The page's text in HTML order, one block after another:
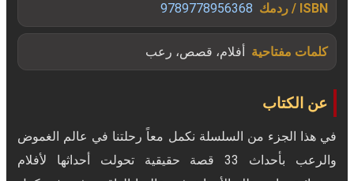
ISBN / ردمك 9789778956368
كلمات مفتاحية أفلام، قصص، رعب
عن الكتاب
في هذا الجزء من السلسلة نكمل معاً رحلتنا في عالم الغموض
والرعب بأحداث 33 قصة حقيقية تحولت أحداثها لأفلام